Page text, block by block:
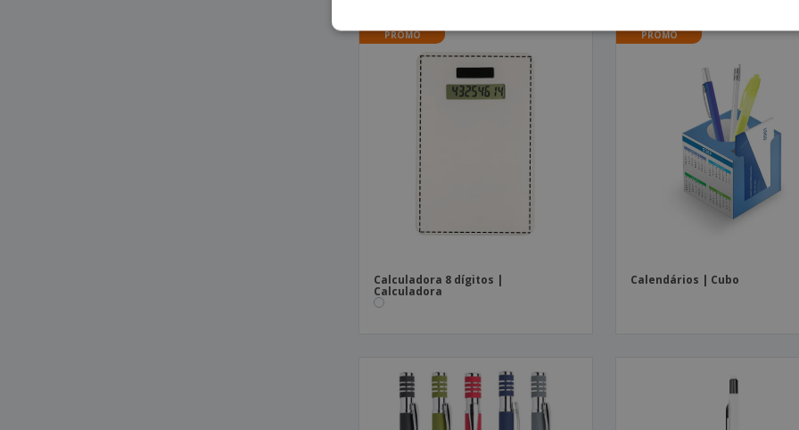
PROMO
Calculadora 8 dígitos |
Calculadora
PROMO
Calendários | Cubo